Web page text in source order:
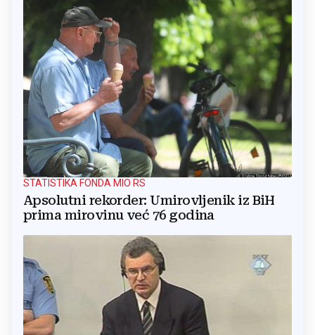
STATISTIKA FONDA MIO RS
Apsolutni rekorder: Umirovljenik iz BiH
prima mirovinu već 76 godina